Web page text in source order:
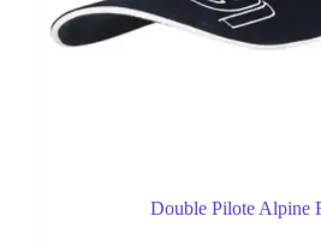
Double Pilote Alpine